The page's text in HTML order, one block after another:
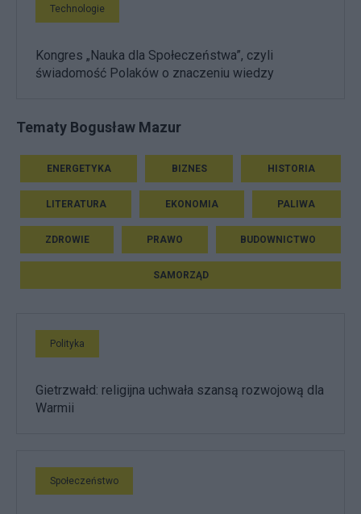
Technologie
Kongres „Nauka dla Społeczeństwa”, czyli
świadomość Polaków o znaczeniu wiedzy
Tematy Bogusław Mazur
ENERGETYKA BIZNES HISTORIA
LITERATURA EKONOMIA PALIWA
ZDROWIE PRAWO BUDOWNICTWO
SAMORZĄD
Polityka
Gietrzwałd: religijna uchwała szansą rozwojową dla
Warmii
Społeczeństwo